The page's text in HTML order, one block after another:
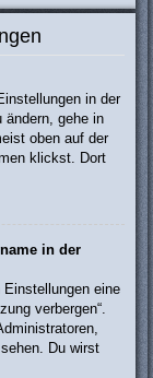
in der
ändern, gehe in
oben auf der
klickst. Dort
in der
eine
verbergen“.
Du wirst